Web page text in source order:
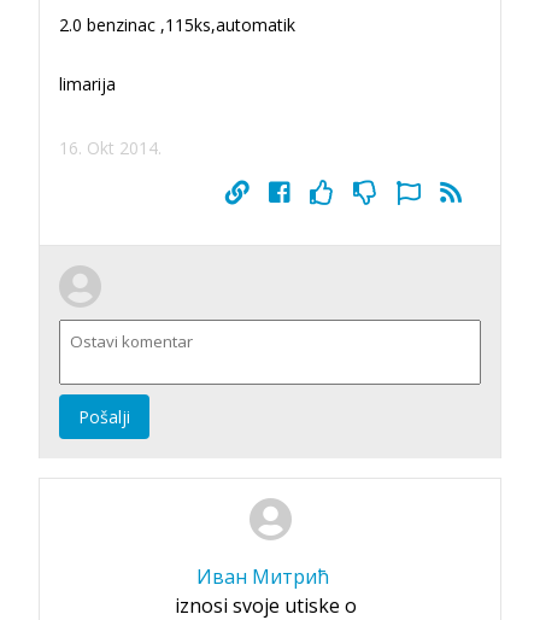
2.0 benzinac ,115ks,automatik
limarija
16. Okt 2014.
Pošalji
Иван Митрић
iznosi svoje utiske o